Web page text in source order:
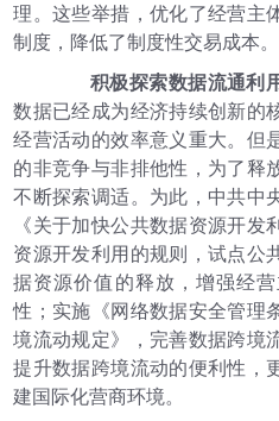
理。这些举措，优化了经营主
制度，降低了制度性交易成本。
积极探索数据流通利
数据已经成为经济持续创新的
经营活动的效率意义重大。但
的非竞争与非排他性，为了释
不断探索调适。为此，中共中
《关于加快公共数据资源开
资源开发利用的规则，试点公
据资源价值的释放，增强经
性；实施《网络数据安全管理
境流动规定》，完善数据跨境
提升数据跨境流动的便利性，
建国际化营商环境。